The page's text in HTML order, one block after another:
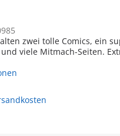
zwei tolle Comics, ein
viele Mitmach-Seiten.